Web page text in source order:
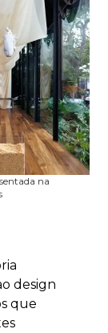
na
design
que